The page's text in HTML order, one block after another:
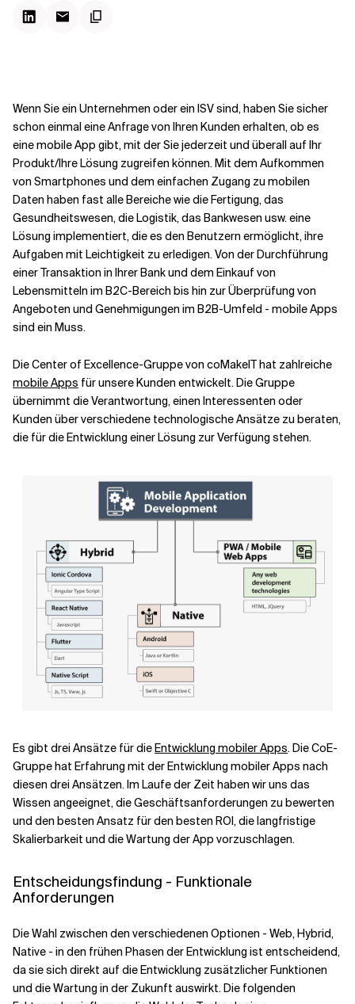
Verwandte Themen
Wenn Sie ein Unternehmen oder ein ISV sind, haben Sie sicher
schon einmal eine Anfrage von Ihren Kunden erhalten, ob es
eine mobile App gibt, mit der Sie jederzeit und überall auf Ihr
Produkt/Ihre Lösung zugreifen können. Mit dem Aufkommen
von Smartphones und dem einfachen Zugang zu mobilen
Daten haben fast alle Bereiche wie die Fertigung, das
Gesundheitswesen, die Logistik, das Bankwesen usw. eine
Lösung implementiert, die es den Benutzern ermöglicht, ihre
Aufgaben mit Leichtigkeit zu erledigen. Von der Durchführung
einer Transaktion in Ihrer Bank und dem Einkauf von
Lebensmitteln im B2C-Bereich bis hin zur Überprüfung von
Angeboten und Genehmigungen im B2B-Umfeld - mobile Apps
sind ein Muss.
Die Center of Excellence-Gruppe von coMakeIT hat zahlreiche
mobile Apps für unsere Kunden entwickelt. Die Gruppe
übernimmt die Verantwortung, einen Interessenten oder
Kunden über verschiedene technologische Ansätze zu beraten,
die für die Entwicklung einer Lösung zur Verfügung stehen.
Es gibt drei Ansätze für dieEntwicklung mobiler Apps. Die CoE-
Gruppe hat Erfahrung mit der Entwicklung mobiler Apps nach
diesen drei Ansätzen. Im Laufe der Zeit haben wir uns das
Wissen angeeignet, die Geschäftsanforderungen zu bewerten
und den besten Ansatz für den besten ROI, die langfristige
Skalierbarkeit und die Wartung der App vorzuschlagen.
Entscheidungsfindung - Funktionale
Anforderungen
Die Wahl zwischen den verschiedenen Optionen - Web, Hybrid,
Native - in den frühen Phasen der Entwicklung ist entscheidend,
da sie sich direkt auf die Entwicklung zusätzlicher Funktionen
und die Wartung in der Zukunft auswirkt. Die folgenden